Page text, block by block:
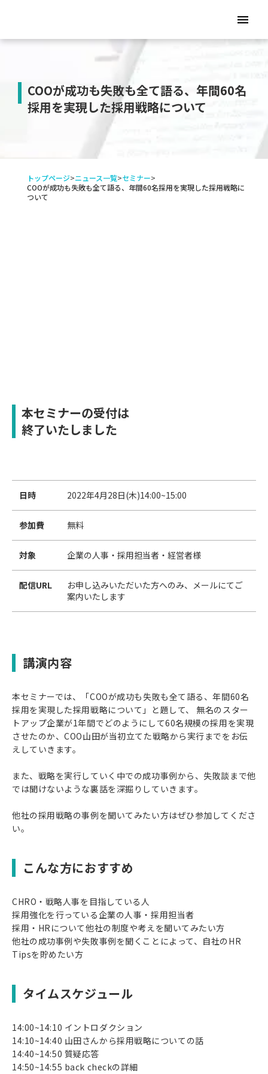
menu
COOが成功も失敗も全て語る、年間60名
採用を実現した採用戦略について
トップページ>ニュース一覧>セミナー>
COOが成功も失敗も全て語る、年間60名採用を実現した採用戦略に
ついて
本セミナーの受付は
終了いたしました
日時 2022年4月28日(木)14:00~15:00
参加費 無料
対象 企業の人事・採用担当者・経営者様
配信URL
お申し込みいただいた方へのみ、メールにてご
案内いたします
講演内容
本セミナーでは、「COOが成功も失敗も全て語る、年間60名
採用を実現した採用戦略について」と題して、 無名のスター
トアップ企業が1年間でどのようにして60名規模の採用を実現
させたのか、COO山田が当初立てた戦略から実行までをお伝
えしていきます。
また、戦略を実行していく中での成功事例から、失敗談まで他
では聞けないような裏話を深掘りしていきます。
他社の採用戦略の事例を聞いてみたい方はぜひ参加してくださ
い。
こんな方におすすめ
CHRO・戦略人事を目指している人
採用強化を行っている企業の人事・採用担当者
採用・HRについて他社の制度や考えを聞いてみたい方
他社の成功事例や失敗事例を聞くことによって、自社のHR
Tipsを貯めたい方
タイムスケジュール
14:00~14:10 イントロダクション
14:10~14:40 山田さんから採用戦略についての話
14:40~14:50 質疑応答
14:50~14:55 back checkの詳細